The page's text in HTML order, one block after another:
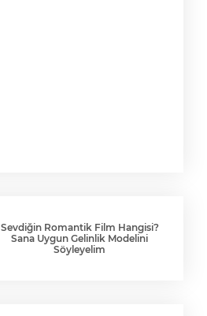
Sevdiğin Romantik Film Hangisi?
Sana Uygun Gelinlik Modelini
Söyleyelim